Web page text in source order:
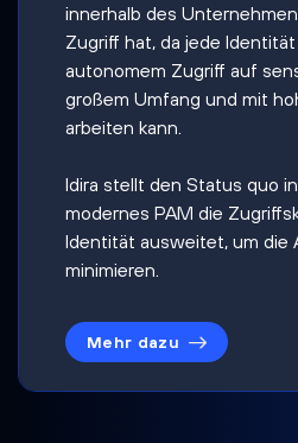
innerhalb des
Zugriff hat, da jede
autonomem Zugriff auf
großem Umfang und mit
arbeiten kann.
Idira stellt den Status quo
modernes PAM die
Identität ausweitet, um die
minimieren.
Mehr dazu